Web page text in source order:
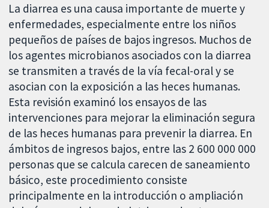
La diarrea es una causa importante de muerte y
enfermedades, especialmente entre los niños
pequeños de países de bajos ingresos. Muchos de
los agentes microbianos asociados con la diarrea
se transmiten a través de la vía fecal-oral y se
asocian con la exposición a las heces humanas.
Esta revisión examinó los ensayos de las
intervenciones para mejorar la eliminación segura
de las heces humanas para prevenir la diarrea. En
ámbitos de ingresos bajos, entre las 2 600 000 000
personas que se calcula carecen de saneamiento
básico, este procedimiento consiste
principalmente en la introducción o ampliación